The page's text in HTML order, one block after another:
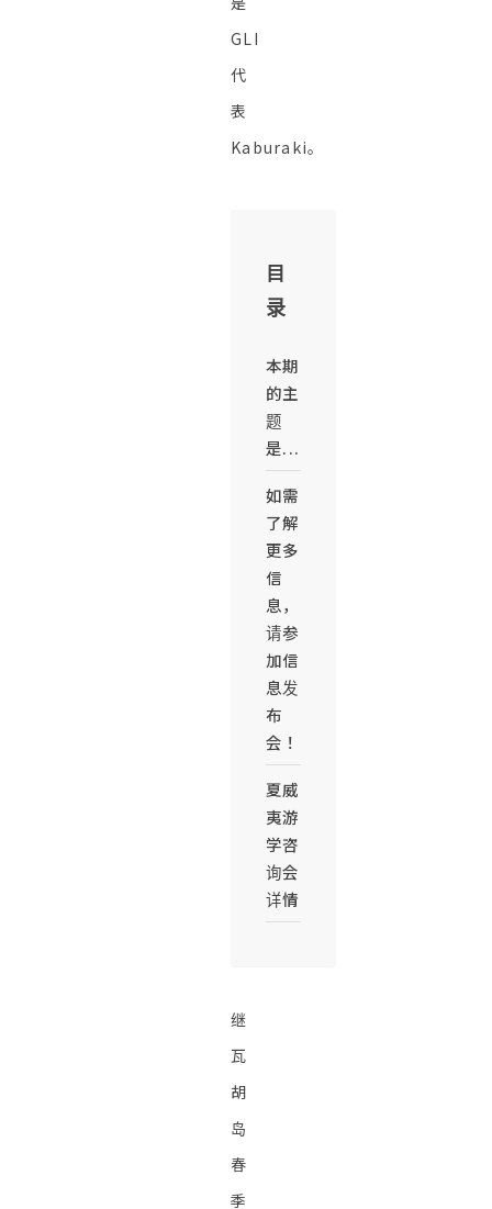
GLI
代
表
Kaburaki。
目
录
本期
的主
题
是...
如需
了解
更多
信
息，
请参
加信
息发
布
会！
夏威
夷游
学咨
询会
详情
继
瓦
胡
岛
春
季